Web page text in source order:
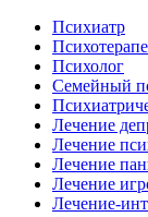
Психиатр
Психолог
Семейный
Лечение
Лечение
Лечение
Лечение
Лечение-